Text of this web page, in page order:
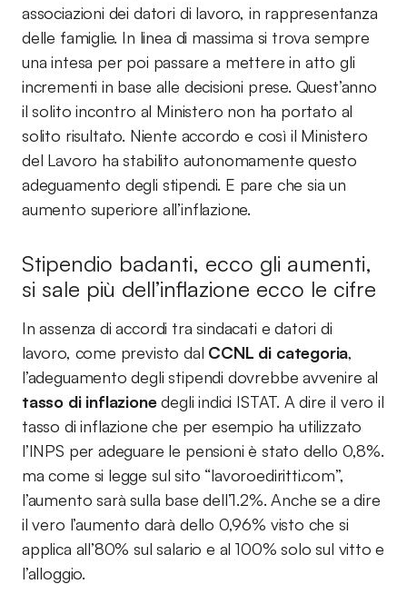
associazioni dei datori di lavoro, in rappresentanza
delle famiglie. In linea di massima si trova sempre
una intesa per poi passare a mettere in atto gli
incrementi in base alle decisioni prese. Quest’anno
il solito incontro al Ministero non ha portato al
solito risultato. Niente accordo e così il Ministero
del Lavoro ha stabilito autonomamente questo
adeguamento degli stipendi. E pare che sia un
aumento superiore all’inflazione.
Stipendio badanti, ecco gli aumenti,
si sale più dell’inflazione ecco le cifre
In assenza di accordi tra sindacati e datori di
lavoro, come previsto dal CCNL di categoria,
l’adeguamento degli stipendi dovrebbe avvenire al
tasso di inflazionedegli indici ISTAT. A dire il vero il
tasso di inflazione che per esempio ha utilizzato
l’INPS per adeguare le pensioni è stato dello 0,8%.
ma come si legge sul sito “lavoroediritti.com”,
l’aumento sarà sulla base dell’1.2%. Anche se a dire
il vero l’aumento darà dello 0,96% visto che si
applica all’80% sul salario e al 100% solo sul vitto e
l’alloggio.